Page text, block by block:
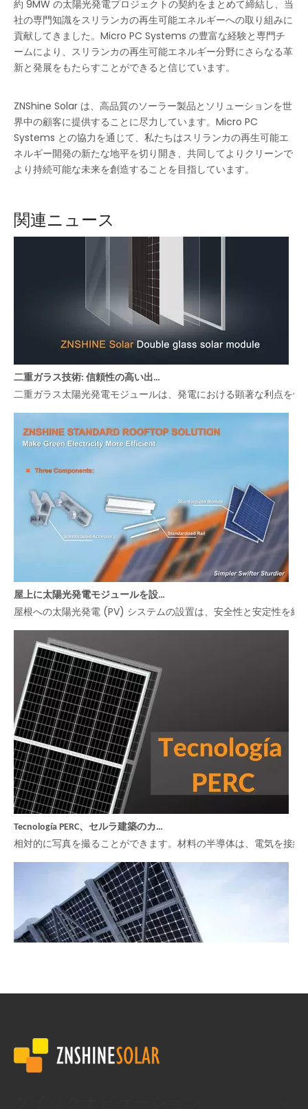
約 9MW の太陽光発電プロジェクトの契約をまとめて締結し、当
社の専門知識をスリランカの再生可能エネルギーへの取り組みに
貢献してきました。Micro PC Systems の豊富な経験と専門チ
ームにより、スリランカの再生可能エネルギー分野にさらなる革
新と発展をもたらすことができると信じています。
ZNShine Solar は、高品質のソーラー製品とソリューションを世
界中の顧客に提供することに尽力しています。Micro PC
Systems との協力を通じて、私たちはスリランカの再生可能エ
ネルギー開発の新たな地平を切り開き、共同してよりクリーンで
より持続可能な未来を創造することを目指しています。
関連ニュース
ZNSHINE SOLAR、EUPD Research 2024 ブラジルのトップ太陽光発電ブランドを受賞
ZNSHINE SOLAR は最近、EUPD Research から 2024 年の名誉
二重ガラス太陽光発電モジュールは、発電における顕著な利点を
屋根への太陽光発電 (PV) システムの設置は、安全性と安定性を
相対的に写真を撮ることができます。材料の半導体は、電気を接
両面受光技術: より多くの電力を生成する方法
最初の両面受光型太陽電池は、数十年前に実験室で作成されま